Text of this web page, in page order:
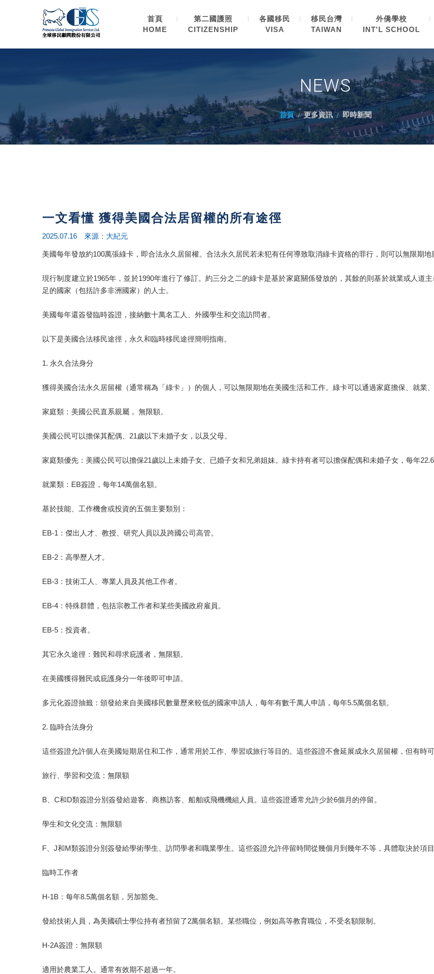
首頁
HOME
第二國護照
CITIZENSHIP
各國移民
VISA
移民台灣
TAIWAN
外僑學校
INT'L SCHOOL
NEWS
首頁 更多資訊 即時新聞
一文看懂 獲得美國合法居留權的所有途徑
2025.07.16 來源：大紀元
美國每年發放約100萬張綠卡，即合法永久居留權。合法永久居民若未犯有任何導致取消綠卡資格的罪行，則可以無限期地
現行制度建立於1965年，並於1990年進行了修訂。約三分之二的綠卡是基於家庭關係發放的，其餘的則基於就業或人道
足的國家（包括許多非洲國家）的人士。
美國每年還簽發臨時簽證，接納數十萬名工人、外國學生和交流訪問者。
以下是美國合法移民途徑，永久和臨時移民途徑簡明指南。
1. 永久合法身分
獲得美國合法永久居留權（通常稱為「綠卡」）的個人，可以無限期地在美國生活和工作。綠卡可以通過家庭擔保、就業
家庭類：美國公民直系親屬， 無限額。
美國公民可以擔保其配偶、21歲以下未婚子女，以及父母。
家庭類優先：美國公民可以擔保21歲以上未婚子女、已婚子女和兄弟姐妹。綠卡持有者可以擔保配偶和未婚子女，每年22.6
就業類：EB簽證，每年14萬個名額。
基於技能、工作機會或投資的五個主要類別：
EB-1：傑出人才、教授、研究人員以及跨國公司高管。
EB-2：高學歷人才。
EB-3：技術工人、專業人員及其他工作者。
EB-4：特殊群體，包括宗教工作者和某些美國政府雇員。
EB-5：投資者。
其它永久途徑：難民和尋求庇護者，無限額。
在美國獲得難民或庇護身分一年後即可申請。
多元化簽證抽籤：頒發給來自美國移民數量歷來較低的國家申請人，每年有數千萬人申請，每年5.5萬個名額。
2. 臨時合法身分
這些簽證允許個人在美國短期居住和工作，通常用於工作、學習或旅行等目的。這些簽證不會延展成永久居留權，但有時可
旅行、學習和交流：無限額
B、C和D類簽證分別簽發給遊客、商務訪客、船舶或飛機機組人員。這些簽證通常允許少於6個月的停留。
學生和文化交流：無限額
F、J和M類簽證分別簽發給學術學生、訪問學者和職業學生。這些簽證允許停留時間從幾個月到幾年不等，具體取決於項目
臨時工作者
H-1B：每年8.5萬個名額，另加豁免。
發給技術人員，為美國碩士學位持有者預留了2萬個名額。某些職位，例如高等教育職位，不受名額限制。
H-2A簽證：無限額
適用於農業工人。通常有效期不超過一年。